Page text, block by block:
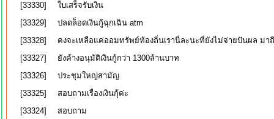
[33330]
ใบเสร็จรับเงิน
[33329]
ปลดล็อดเงินกู้ฉุกเฉิน atm
[33328]
คงจะเหลือแค่ออมทรัพย์ท้องถิ่นเรานี่ละนะที่ยังไม่จ่ายปันผล มา
[33327]
ยังค้างอนุมัติเงินกู้กว่า 1300ล้านบาท
[33326]
ประชุมใหญ่สามัญ
[33325]
สอบถามเรื่องเงินกุ้ค่ะ
[33324]
สอบถาม